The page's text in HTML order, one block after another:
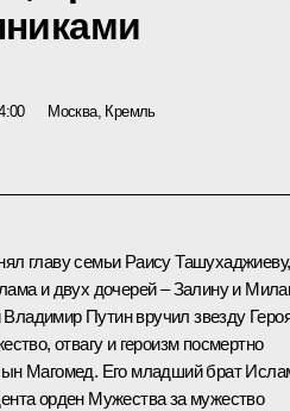
Москва, Кремль
главу семьи Раису Ташухаджиеву,
и двух дочерей – Залину и
Путин вручил звезду
отвагу и героизм посмертно
Магомед. Его младший брат
орден Мужества за мужество